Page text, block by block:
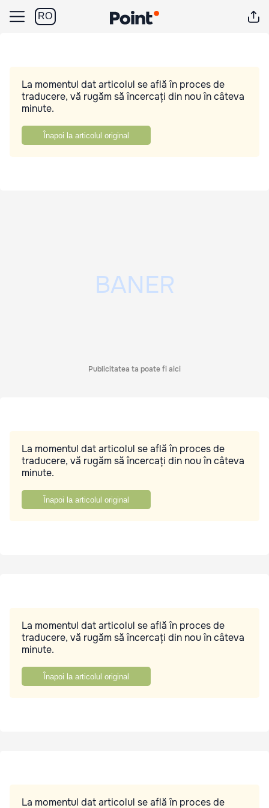
RO
La momentul dat articolul se află în proces de
traducere, vă rugăm să încercați din nou în câteva
minute.
Înapoi la articolul original
Publicitatea ta poate fi aici
La momentul dat articolul se află în proces de
traducere, vă rugăm să încercați din nou în câteva
minute.
Înapoi la articolul original
La momentul dat articolul se află în proces de
traducere, vă rugăm să încercați din nou în câteva
minute.
Înapoi la articolul original
La momentul dat articolul se află în proces de